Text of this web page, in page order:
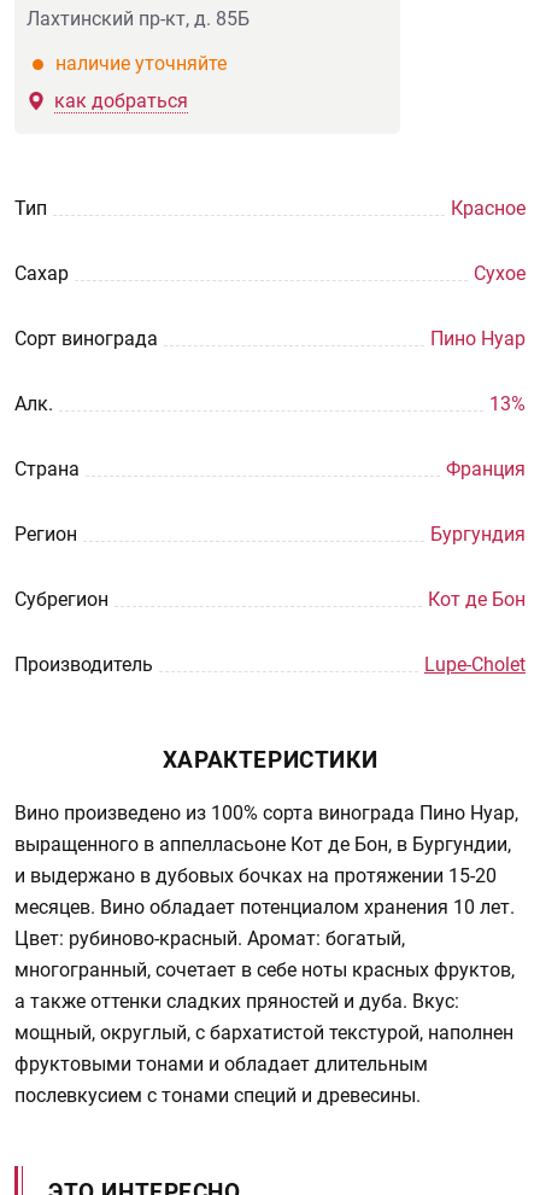
Лахтинский пр-кт, д. 85Б
наличие уточняйте
как добраться
Тип Красное
Сахар Сухое
Сорт винограда Пино Нуар
Aлк. 13%
Страна Франция
Регион Бургундия
Субрегион Кот де Бон
Производитель Lupe-Cholet
ХАРАКТЕРИСТИКИ
Вино произведено из 100% сорта винограда Пино Нуар,
выращенного в аппелласьоне Кот де Бон, в Бургундии,
и выдержано в дубовых бочках на протяжении 15-20
месяцев. Вино обладает потенциалом хранения 10 лет.
Цвет: рубиново-красный. Аромат: богатый,
многогранный, сочетает в себе ноты красных фруктов,
а также оттенки сладких пряностей и дуба. Вкус:
мощный, округлый, с бархатистой текстурой, наполнен
фруктовыми тонами и обладает длительным
послевкусием с тонами специй и древесины.